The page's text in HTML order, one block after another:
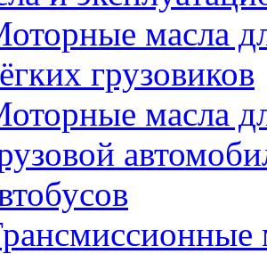
масла
грузовиков
масла